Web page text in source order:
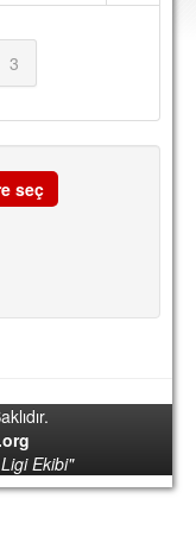
3
seç
Ekibi"